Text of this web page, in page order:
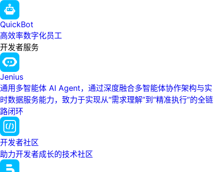
QuickBot
高效率数字化员工
开发者服务
Jenius
通用多智能体 AI Agent，通过深度融合多智能体协作架构与实
时数据服务能力，致力于实现从“需求理解”到“精准执行”的全链
路闭环
开发者社区
助力开发者成长的技术社区